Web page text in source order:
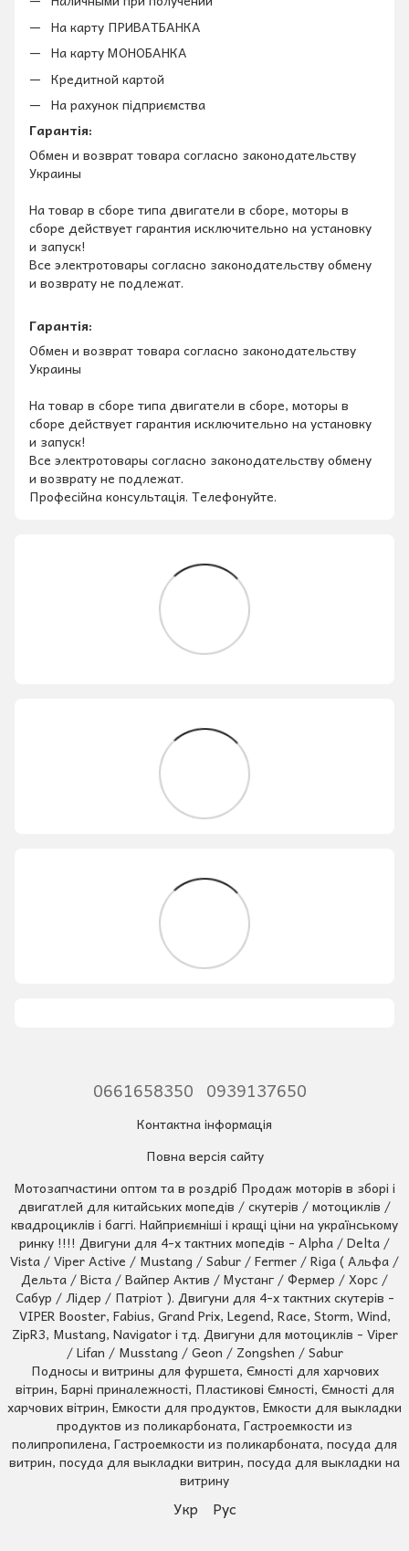
На карту ПРИВАТБАНКА
На карту МОНОБАНКА
Кредитной картой
На рахунок підприємства
Гарантія:
Обмен и возврат товара согласно законодательству
Украины
На товар в сборе типа двигатели в сборе, моторы в
сборе действует гарантия исключительно на установку
и запуск!
Все электротовары согласно законодательству обмену
и возврату не подлежат.
Гарантія:
Обмен и возврат товара согласно законодательству
Украины
На товар в сборе типа двигатели в сборе, моторы в
сборе действует гарантия исключительно на установку
и запуск!
Все электротовары согласно законодательству обмену
и возврату не подлежат.
Професійна консультація. Телефонуйте.
0661658350 0939137650
Контактна інформація
Повна версія сайту
Мотозапчастини оптом та в роздріб Продаж моторів в зборі і
двигатлей для китайських мопедів / скутерів / мотоциклів /
квадроциклів і баггі. Найприємніші і кращі ціни на українському
ринку !!!! Двигуни для 4-х тактних мопедів - Alpha / Delta /
Vista / Viper Active / Mustang / Sabur / Fermer / Riga ( Альфа /
Дельта / Віста / Вайпер Актив / Мустанг / Фермер / Хорс /
Сабур / Лідер / Патріот ). Двигуни для 4-х тактних скутерів -
VIPER Booster, Fabius, Grand Prix, Legend, Race, Storm, Wind,
ZipR3, Mustang, Navigator і тд. Двигуни для мотоциклів - Viper
/ Lifan / Musstang / Geon / Zongshen / Sabur
Подносы и витрины для фуршета, Ємності для харчових
вітрин, Барні приналежності, Пластикові Ємності, Ємності для
харчових вітрин, Емкости для продуктов, Емкости для выкладки
продуктов из поликарбоната, Гастроемкости из
полипропилена, Гастроемкости из поликарбоната, посуда для
витрин, посуда для выкладки витрин, посуда для выкладки на
витрину
Укр Рус